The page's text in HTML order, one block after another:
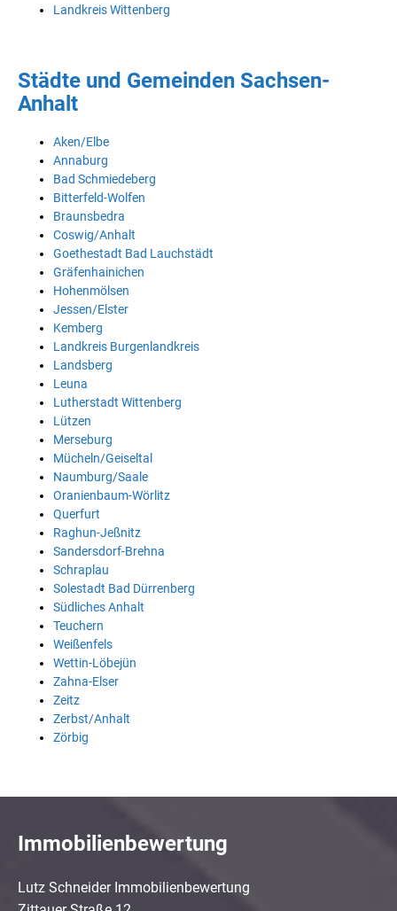
Landkreis Wittenberg
Städte und Gemeinden Sachsen-
Anhalt
Aken/Elbe
Annaburg
Bad Schmiedeberg
Bitterfeld-Wolfen
Braunsbedra
Coswig/Anhalt
Goethestadt Bad Lauchstädt
Gräfenhainichen
Hohenmölsen
Jessen/Elster
Kemberg
Landkreis Burgenlandkreis
Landsberg
Leuna
Lutherstadt Wittenberg
Lützen
Merseburg
Mücheln/Geiseltal
Naumburg/Saale
Oranienbaum-Wörlitz
Querfurt
Raghun-Jeßnitz
Sandersdorf-Brehna
Schraplau
Solestadt Bad Dürrenberg
Südliches Anhalt
Teuchern
Weißenfels
Wettin-Löbejün
Zahna-Elser
Zeitz
Zerbst/Anhalt
Zörbig
Immobilienbewertung
Lutz Schneider Immobilienbewertung